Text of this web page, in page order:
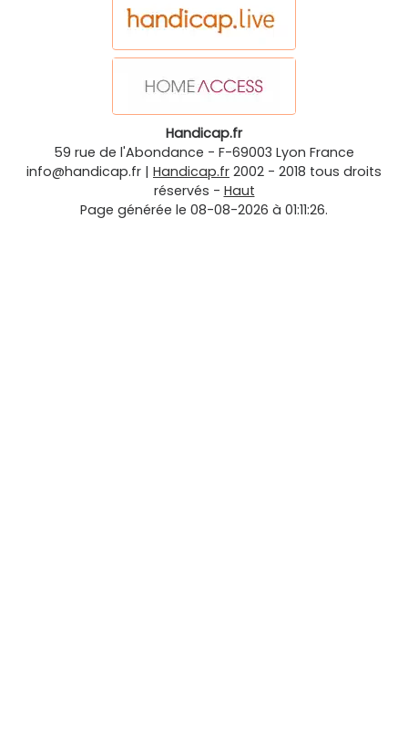
Handicap.fr
59 rue de l'Abondance - F-69003 Lyon France
info@handicap.fr | Handicap.fr 2002 - 2018 tous droits
réservés - Haut
Page générée le 08-08-2026 à 01:11:26.